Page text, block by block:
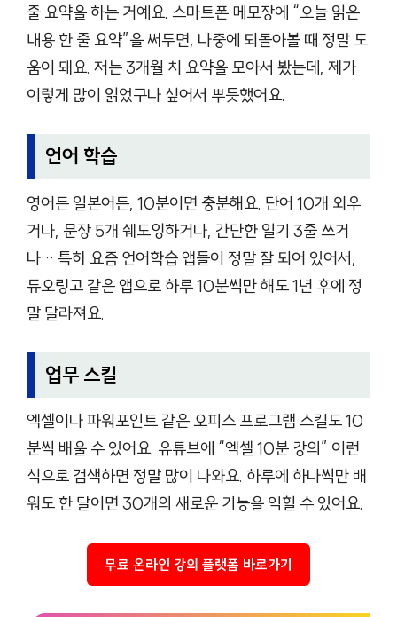
줄 요약을 하는 거예요. 스마트폰 메모장에 “오늘 읽은
내용 한 줄 요약”을 써두면, 나중에 되돌아볼 때 정말 도
움이 돼요. 저는 3개월 치 요약을 모아서 봤는데, 제가
이렇게 많이 읽었구나 싶어서 뿌듯했어요.
언어 학습
영어든 일본어든, 10분이면 충분해요. 단어 10개 외우
거나, 문장 5개 쉐도잉하거나, 간단한 일기 3줄 쓰거
나… 특히 요즘 언어학습 앱들이 정말 잘 되어 있어서,
듀오링고 같은 앱으로 하루 10분씩만 해도 1년 후에 정
말 달라져요.
업무 스킬
엑셀이나 파워포인트 같은 오피스 프로그램 스킬도 10
분씩 배울 수 있어요. 유튜브에 “엑셀 10분 강의” 이런
식으로 검색하면 정말 많이 나와요. 하루에 하나씩만 배
워도 한 달이면 30개의 새로운 기능을 익힐 수 있어요.
무료 온라인 강의 플랫폼 바로가기